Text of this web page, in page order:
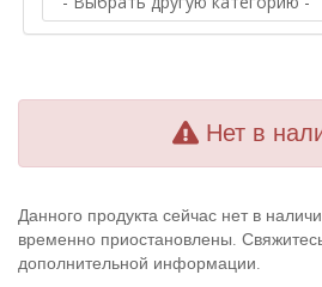
Нет в
Данного продукта сейчас нет в
временно приостановлены.
дополнительной информации.